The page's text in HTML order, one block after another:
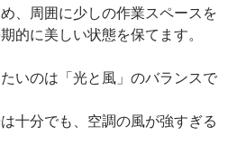
、周囲に少しの作業スペースを
的に美しい状態を保てます。
いのは「光と風」のバランスで
十分でも、空調の風が強すぎる